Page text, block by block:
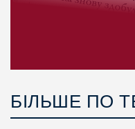
БІЛЬШЕ ПО